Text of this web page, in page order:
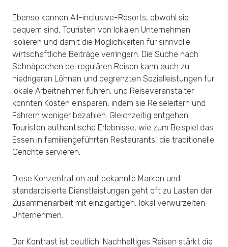
Ebenso können All-inclusive-Resorts, obwohl sie
bequem sind, Touristen von lokalen Unternehmen
isolieren und damit die Möglichkeiten für sinnvolle
wirtschaftliche Beiträge verringern. Die Suche nach
Schnäppchen bei regulären Reisen kann auch zu
niedrigeren Löhnen und begrenzten Sozialleistungen für
lokale Arbeitnehmer führen, und Reiseveranstalter
könnten Kosten einsparen, indem sie Reiseleitern und
Fahrern weniger bezahlen. Gleichzeitig entgehen
Touristen authentische Erlebnisse, wie zum Beispiel das
Essen in familiengeführten Restaurants, die traditionelle
Gerichte servieren.
Diese Konzentration auf bekannte Marken und
standardisierte Dienstleistungen geht oft zu Lasten der
Zusammenarbeit mit einzigartigen, lokal verwurzelten
Unternehmen.
Der Kontrast ist deutlich: Nachhaltiges Reisen stärkt die